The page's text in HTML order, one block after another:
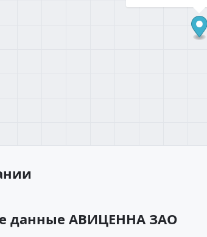
данные АВИЦЕННА ЗАО